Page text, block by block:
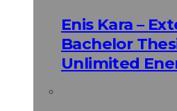
Enis Kara –
Bachelor
Unlimited